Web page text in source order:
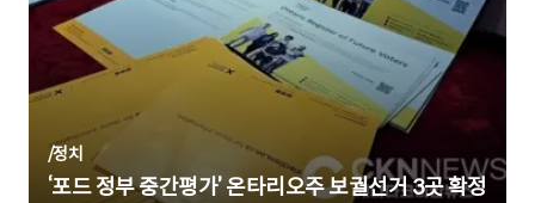
/정치
‘포드 정부 중간평가’ 온타리오주 보궐선거 3곳 확정